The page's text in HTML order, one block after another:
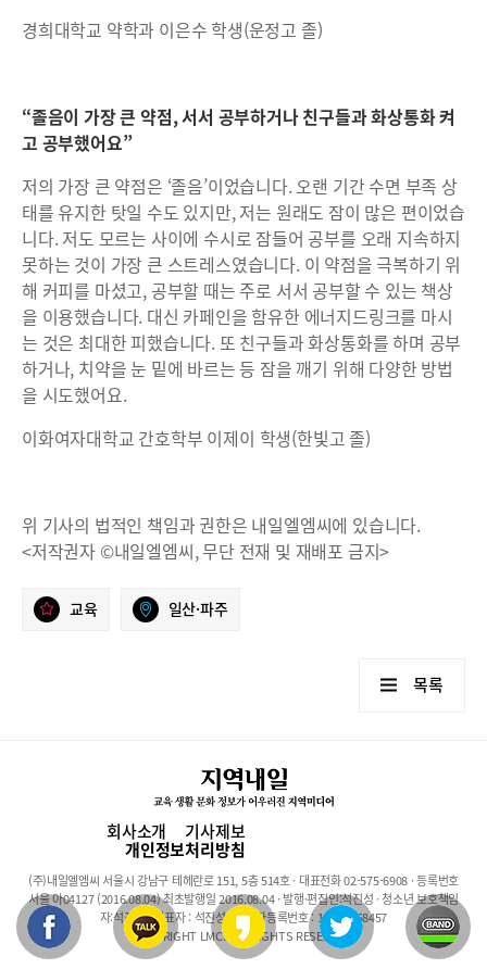
경희대학교 약학과 이은수 학생(운정고 졸)
“졸음이 가장 큰 약점, 서서 공부하거나 친구들과 화상통화 켜
고 공부했어요”
저의 가장 큰 약점은 ‘졸음’이었습니다. 오랜 기간 수면 부족 상
태를 유지한 탓일 수도 있지만, 저는 원래도 잠이 많은 편이었습
니다. 저도 모르는 사이에 수시로 잠들어 공부를 오래 지속하지
못하는 것이 가장 큰 스트레스였습니다. 이 약점을 극복하기 위
해 커피를 마셨고, 공부할 때는 주로 서서 공부할 수 있는 책상
을 이용했습니다. 대신 카페인을 함유한 에너지드링크를 마시
는 것은 최대한 피했습니다. 또 친구들과 화상통화를 하며 공부
하거나, 치약을 눈 밑에 바르는 등 잠을 깨기 위해 다양한 방법
을 시도했어요.
이화여자대학교 간호학부 이제이 학생(한빛고 졸)
위 기사의 법적인 책임과 권한은 내일엘엠씨에 있습니다.
<저작권자 ©내일엘엠씨, 무단 전재 및 재배포 금지>
교육 일산·파주
목록
회사소개 기사제보
개인정보처리방침
(주)내일엘엠씨 서울시 강남구 테헤란로 151, 5층 514호 · 대표전화 02-575-6908 · 등록번호
서울 아04127 (2016.08.04) 최초발행일 2016.08.04 · 발행·편집인:석진성 · 청소년 보호책임
자:석진성 · 대표자 : 석진성 · 사업자등록번호 : 101-86-68457
COPYRIGHT LMC. ALL RIGHTS RESERVED.